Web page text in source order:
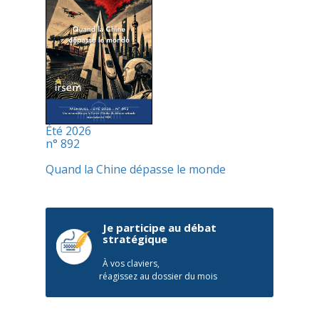
Été 2026
n° 892
Quand la Chine dépasse le monde
Je participe au débat
stratégique
À vos claviers,
réagissez au dossier du mois